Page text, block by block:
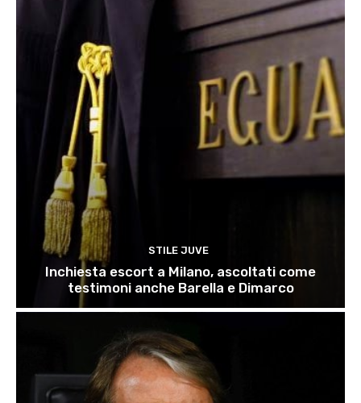
STILE JUVE
Inchiesta escort a Milano, ascoltati come
testimoni anche Barella e Dimarco